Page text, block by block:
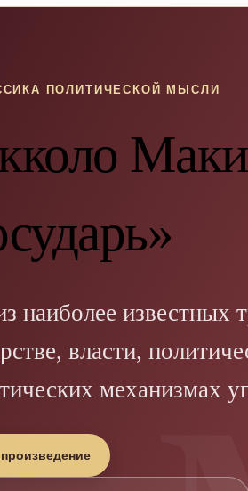
ПОЛИТИЧЕСКОЙ МЫСЛИ
наиболее известных
власти,
механизмах